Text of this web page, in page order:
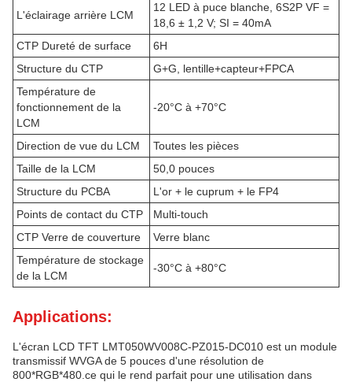
L'éclairage arrière LCM
12 LED à puce blanche, 6S2P VF =
18,6 ± 1,2 V; SI = 40mA
CTP Dureté de surface
6H
Structure du CTP
G+G, lentille+capteur+FPCA
Température de
fonctionnement de la
LCM
-20°C à +70°C
Direction de vue du LCM
Toutes les pièces
Taille de la LCM
50,0 pouces
Structure du PCBA
L'or + le cuprum + le FP4
Points de contact du CTP
Multi-touch
CTP Verre de couverture
Verre blanc
Température de stockage
de la LCM
-30°C à +80°C
Applications:
L'écran LCD TFT LMT050WV008C-PZ015-DC010 est un module
transmissif WVGA de 5 pouces d'une résolution de
800*RGB*480.ce qui le rend parfait pour une utilisation dans